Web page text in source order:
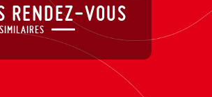
RENDEZ-VOUS